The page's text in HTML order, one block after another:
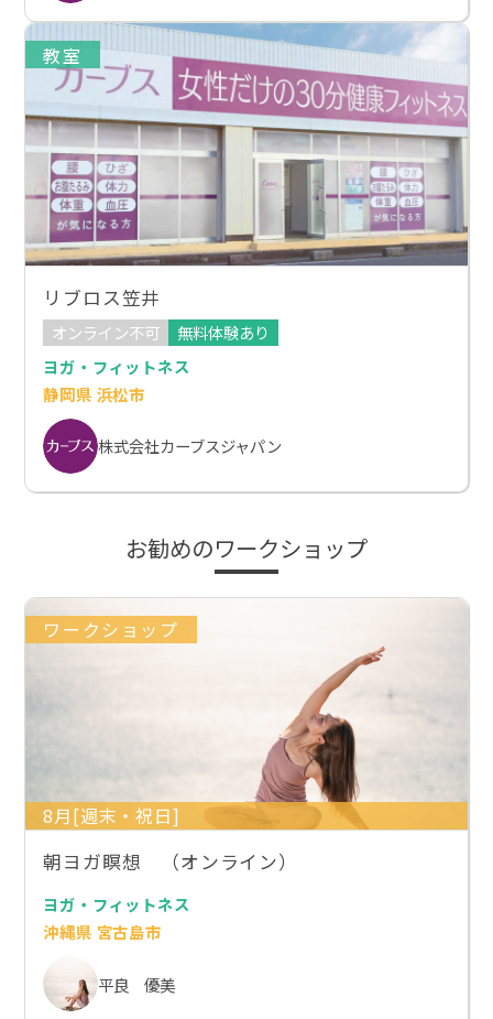
教室
リブロス笠井
オンライン不可
無料体験あり
ヨガ・フィットネス
静岡県 浜松市
株式会社カーブスジャパン
お勧めのワークショップ
ワークショップ
8月[週末・祝日]
朝ヨガ瞑想 （オンライン）
ヨガ・フィットネス
沖縄県 宮古島市
平良 優美